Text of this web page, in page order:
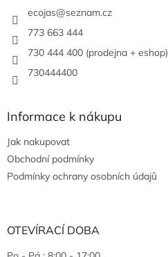
ecojas@seznam.cz
773 663 444
730 444 400 (prodejna + eshop)
730444400
Informace k nákupu
Jak nakupovat
Obchodní podmínky
Podmínky ochrany osobních údajů
OTEVÍRACÍ DOBA